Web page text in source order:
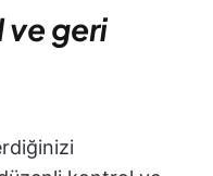
geri